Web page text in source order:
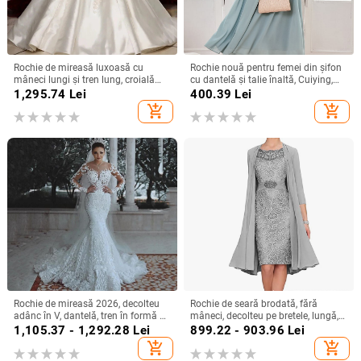
Rochie de mireasă luxoasă cu
mâneci lungi și tren lung, croială
slim, talie înaltă
1,295.74 Lei
add_shopping_cart
Rochie nouă pentru femei din șifon
cu dantelă și talie înaltă, Cuiying,
Cuiying, rochie lungă elegantă cu
400.39 Lei
add_shopping_cart
Rochie de mireasă 2026, decolteu
adânc în V, dantelă, tren în formă de
coadă de pește, stil european-
american
1,105.37 - 1,292.28 Lei
add_shopping_cart
Rochie de seară brodată, fără
mâneci, decolteu pe bretele, lungă,
siluetă la talia medie
899.22 - 903.96 Lei
add_shopping_cart